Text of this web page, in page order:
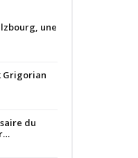
une
Grigorian
du